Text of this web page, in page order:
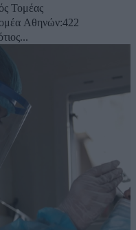
κρούσματα Νότιος...